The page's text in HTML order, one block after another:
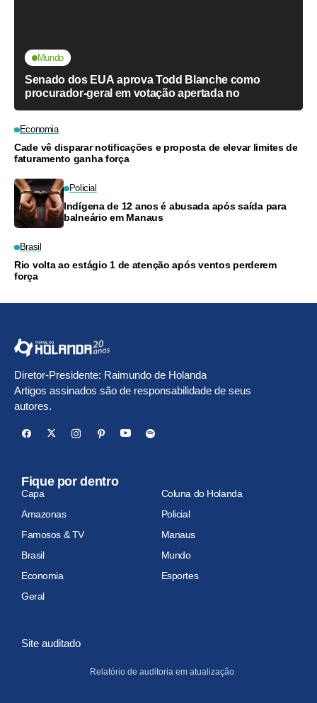
Mundo
Senado dos EUA aprova Todd Blanche como
procurador-geral em votação apertada no
Economia
Cade vê disparar notificações e proposta de elevar limites de
faturamento ganha força
Policial
Indígena de 12 anos é abusada após saída para
balneário em Manaus
Brasil
Rio volta ao estágio 1 de atenção após ventos perderem
força
Diretor-Presidente: Raimundo de Holanda
Artigos assinados são de responsabilidade de seus
autores.
Fique por dentro
Capa
Coluna do Holanda
Amazonas
Policial
Famosos & TV
Manaus
Brasil
Mundo
Economia
Esportes
Geral
Site auditado
Relatório de auditoria em atualização